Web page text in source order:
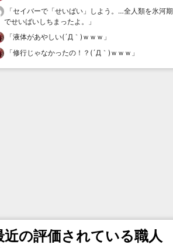
「セイバーで「せいばい」しよう。…全人類を氷河期
でせいばいしちまったよ。
」
「液体があやしい(´Д｀)ｗｗｗ 」
「修行じゃなかったの！？(´Д｀)ｗｗｗ 」
近の評価されている職人